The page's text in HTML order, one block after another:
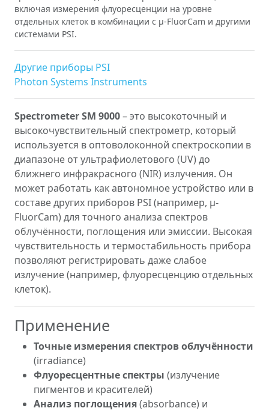
включая измерения флуоресценции на уровне
отдельных клеток в комбинации с µ-FluorCam и другими
системами PSI.
Другие приборы PSI
Photon Systems Instruments
Spectrometer SM 9000– это высокоточный и
высокочувствительный спектрометр, который
используется в оптоволоконной спектроскопии в
диапазоне от ультрафиолетового (UV) до
ближнего инфракрасного (NIR) излучения. Он
может работать как автономное устройство или в
составе других приборов PSI (например, µ-
FluorCam) для точного анализа спектров
облучённости, поглощения или эмиссии. Высокая
чувствительность и термостабильность прибора
позволяют регистрировать даже слабое
излучение (например, флуоресценцию отдельных
клеток).
Применение
Точные измерения спектров облучённости
(irradiance)
Флуоресцентные спектры (излучение
пигментов и красителей)
Анализ поглощения(absorbance) и